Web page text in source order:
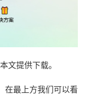
文提供下载。
在最上方我们可以看